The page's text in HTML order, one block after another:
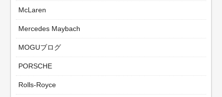
McLaren
Mercedes Maybach
MOGUブログ
PORSCHE
Rolls-Royce